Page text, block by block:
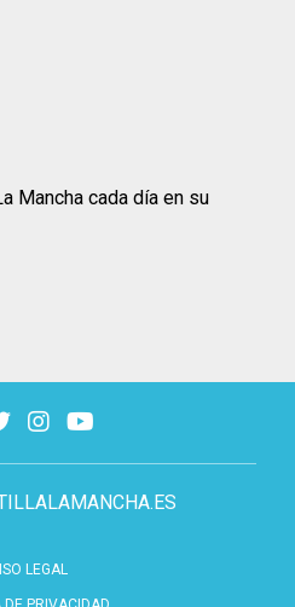
LEGAL
Mancha cada día en su